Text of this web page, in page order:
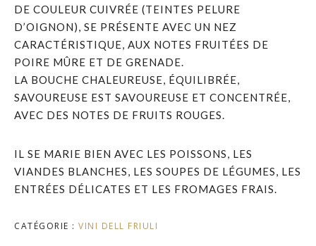
DE COULEUR CUIVRÉE (TEINTES PELURE
D’OIGNON), SE PRÉSENTE AVEC UN NEZ
CARACTÉRISTIQUE, AUX NOTES FRUITÉES DE
POIRE MÛRE ET DE GRENADE.
LA BOUCHE CHALEUREUSE, ÉQUILIBRÉE,
SAVOUREUSE EST SAVOUREUSE ET CONCENTRÉE,
AVEC DES NOTES DE FRUITS ROUGES.
IL SE MARIE BIEN AVEC LES POISSONS, LES
VIANDES BLANCHES, LES SOUPES DE LÉGUMES, LES
ENTRÉES DÉLICATES ET LES FROMAGES FRAIS.
CATÉGORIE : VINI DELL FRIULI